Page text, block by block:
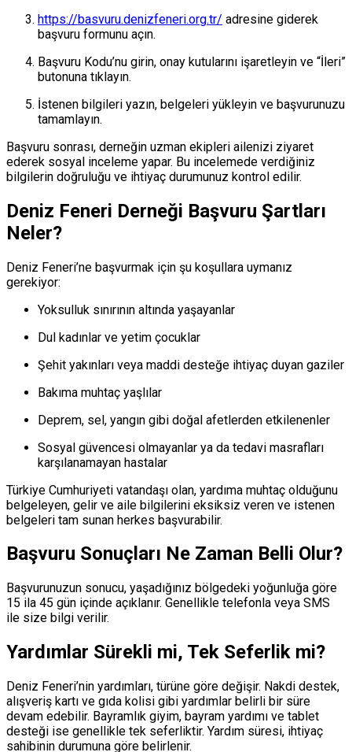
https://basvuru.denizfeneri.org.tr/ adresine giderek
başvuru formunu açın.
Başvuru Kodu’nu girin, onay kutularını işaretleyin ve “İleri”
butonuna tıklayın.
İstenen bilgileri yazın, belgeleri yükleyin ve başvurunuzu
tamamlayın.
Başvuru sonrası, derneğin uzman ekipleri ailenizi ziyaret
ederek sosyal inceleme yapar. Bu incelemede verdiğiniz
bilgilerin doğruluğu ve ihtiyaç durumunuz kontrol edilir.
Deniz Feneri Derneği Başvuru Şartları
Neler?
Deniz Feneri’ne başvurmak için şu koşullara uymanız
gerekiyor:
Yoksulluk sınırının altında yaşayanlar
Dul kadınlar ve yetim çocuklar
Şehit yakınları veya maddi desteğe ihtiyaç duyan gaziler
Bakıma muhtaç yaşlılar
Deprem, sel, yangın gibi doğal afetlerden etkilenenler
Sosyal güvencesi olmayanlar ya da tedavi masrafları
karşılanamayan hastalar
Türkiye Cumhuriyeti vatandaşı olan, yardıma muhtaç olduğunu
belgeleyen, gelir ve aile bilgilerini eksiksiz veren ve istenen
belgeleri tam sunan herkes başvurabilir.
Başvuru Sonuçları Ne Zaman Belli Olur?
Başvurunuzun sonucu, yaşadığınız bölgedeki yoğunluğa göre
15 ila 45 gün içinde açıklanır. Genellikle telefonla veya SMS
ile size bilgi verilir.
Yardımlar Sürekli mi, Tek Seferlik mi?
Deniz Feneri’nin yardımları, türüne göre değişir. Nakdi destek,
alışveriş kartı ve gıda kolisi gibi yardımlar belirli bir süre
devam edebilir. Bayramlık giyim, bayram yardımı ve tablet
desteği ise genellikle tek seferliktir. Yardım süresi, ihtiyaç
sahibinin durumuna göre belirlenir.